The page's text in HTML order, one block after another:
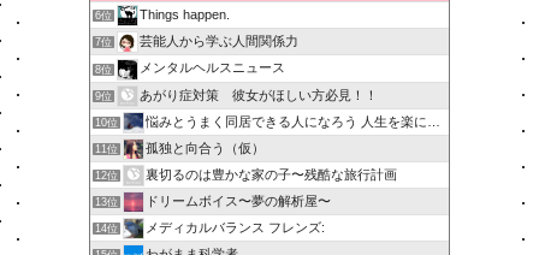
6位 Things happen.
7位 芸能人から学ぶ人間関係力
8位 メンタルヘルスニュース
9位 あがり症対策 彼女がほしい方必見！！
10位 悩みとうまく同居できる人になろう 人生を楽に生きる簡単な…
11位 孤独と向合う（仮）
12位 裏切るのは豊かな家の子〜残酷な旅行計画
13位 ドリームボイス〜夢の解析屋〜
14位 メディカルバランス フレンズ: